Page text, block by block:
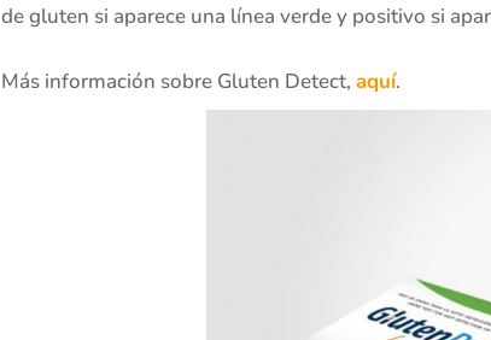
de gluten si aparece una línea verde y positivo si
Más información sobre Gluten Detect, aquí.